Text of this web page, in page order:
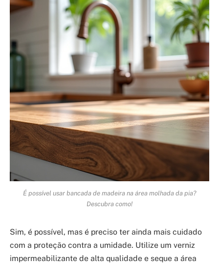
É possível usar bancada de madeira na área molhada da pia?
Descubra como!
Sim, é possível, mas é preciso ter ainda mais cuidado
com a proteção contra a umidade. Utilize um verniz
impermeabilizante de alta qualidade e seque a área